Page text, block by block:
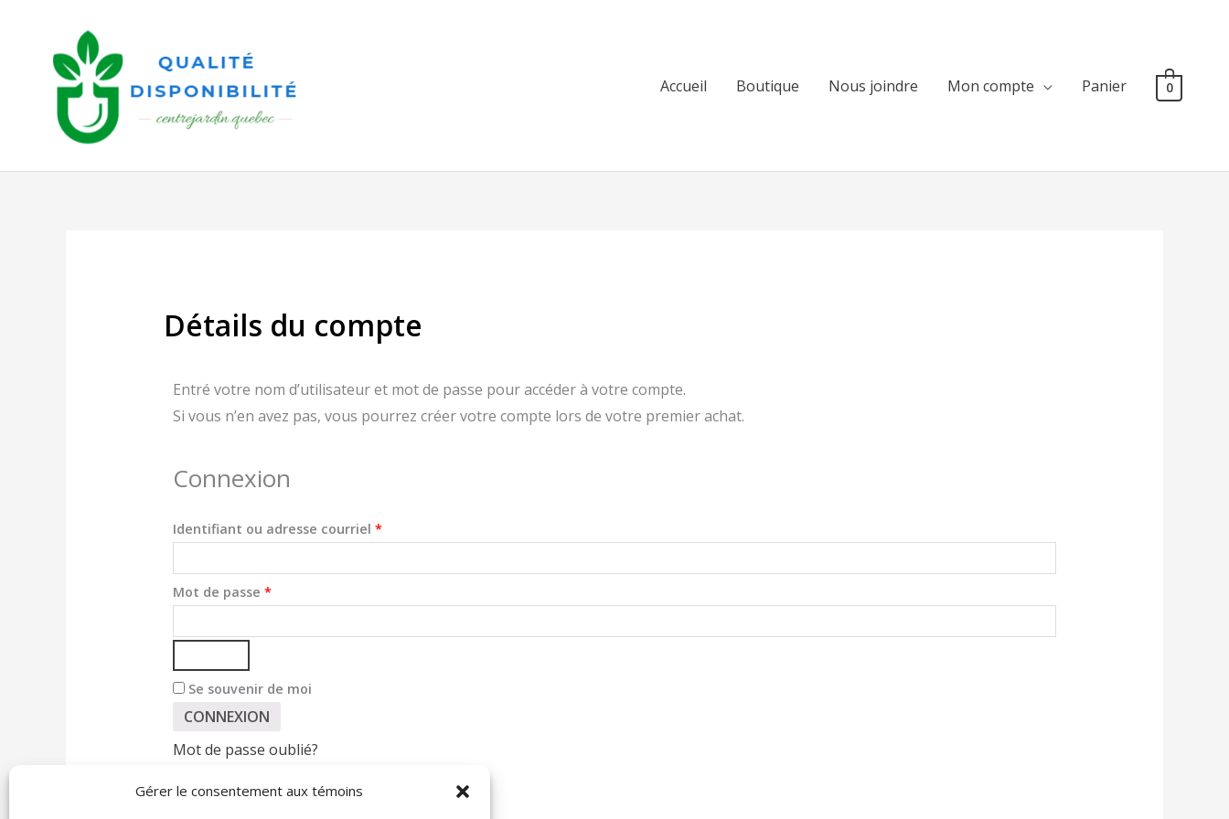
Gérer le consentement aux témoins
contenu
Accueil
Boutique Nous joindre Mon compte Panier 0
Détails du compte
Entré votre nom d’utilisateur et mot de passe pour accéder à votre compte.
Si vous n’en avez pas, vous pourrez créer votre compte lors de votre premier achat.
Connexion
Identifiant ou adresse courriel *
Obligatoire
Mot de passe *
Obligatoire
Se souvenir de moi
CONNEXION
Mot de passe oublié?